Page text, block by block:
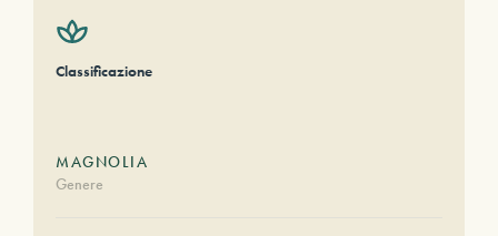
Classificazione
MAGNOLIA
Genere